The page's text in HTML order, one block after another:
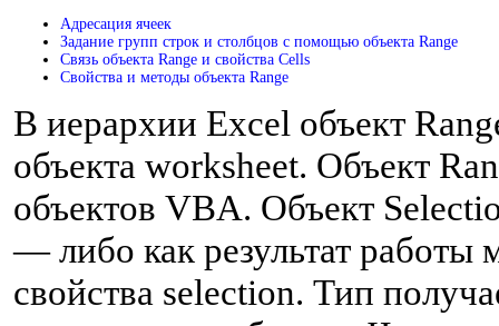
Адресация ячеек
Задание групп строк и столбцов с помощью объекта Range
Связь объекта Range и свойства Cells
Свойства и методы объекта Range
В иерархии Excel объект
объекта worksheet. Объект
объектов VBA. Объект
— либо как результат работы
свойства selection. Тип